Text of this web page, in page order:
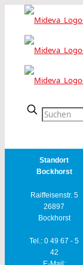
Standort
Bockhorst
Raiffeisenstr. 5
26897
Bockhorst
Tel.: 0 49 67 - 5
42